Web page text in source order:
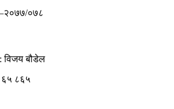
०७८
विजय बौडेल
६५ ८६५